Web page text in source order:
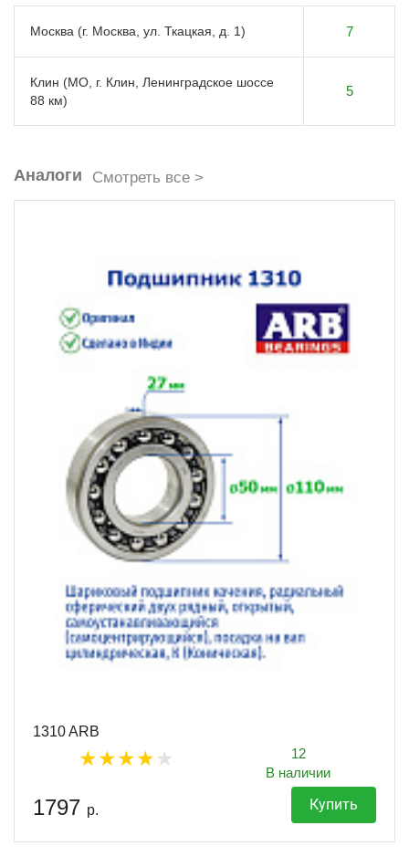
Москва (г. Москва, ул. Ткацкая, д. 1) 7
Клин (МО, г. Клин, Ленинградское шоссе
88 км)
5
Аналоги Смотреть все >
1310 ARB
12
В наличии
1797 р. Купить